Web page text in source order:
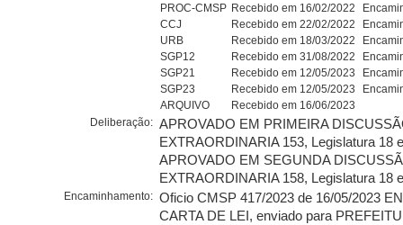
PROC-CMSP Recebido em 16/02/2022
CCJ
Recebido em 22/02/2022
URB
Recebido em 18/03/2022
SGP12
Recebido em 31/08/2022
SGP21
Recebido em 12/05/2023
SGP23
Recebido em 12/05/2023
ARQUIVO
Recebido em 16/06/2023
Deliberação: APROVADO EM PRIMEIRA
EXTRAORDINARIA 153, Legislatura 18
APROVADO EM SEGUNDA
EXTRAORDINARIA 158, Legislatura 18
Encaminhamento: Oficio CMSP 417/2023 de 16/05/2023
CARTA DE LEI, enviado para